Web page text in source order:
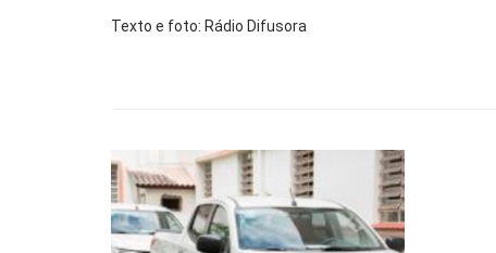
Texto e foto: Rádio Difusora